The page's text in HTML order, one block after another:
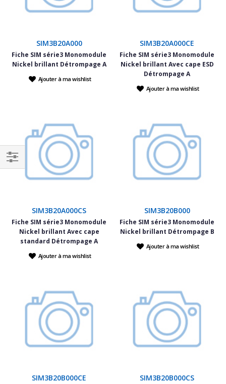
SIM3B20A000
Fiche SIM série3 Monomodule
Nickel brillant Détrompage A
Ajouter à ma wishlist
SIM3B20A000CE
Fiche SIM série3 Monomodule
Nickel brillant Avec cape ESD
Détrompage A
Ajouter à ma wishlist
SIM3B20A000CS
Fiche SIM série3 Monomodule
Nickel brillant Avec cape
standard Détrompage A
Ajouter à ma wishlist
SIM3B20B000
Fiche SIM série3 Monomodule
Nickel brillant Détrompage B
Ajouter à ma wishlist
SIM3B20B000CE SIM3B20B000CS
Filtrer